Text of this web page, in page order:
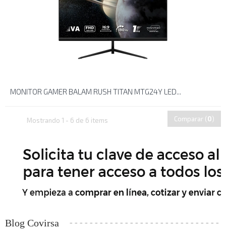
MONITOR GAMER BALAM RUSH TITAN MTG24Y LED...
Mostrando 1 - 6 de 6 items Comparar (0)
Blog Covirsa